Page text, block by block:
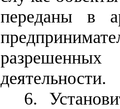
переданы в
деятельности.
6.